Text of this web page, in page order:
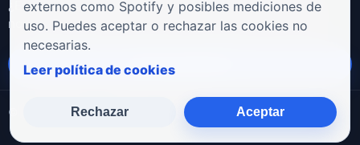
¿Eres artista, manager, sello o promotor? Envíanos tus
novedades, galas, entrevistas o propuestas musicales.
Enviar propuesta
© 2026 ElFiesta.es Noticias · Galas · Entrevistas · Música
externos como Spotify y posibles mediciones de
uso. Puedes aceptar o rechazar las cookies no
necesarias.
Leer política de cookies
Rechazar Aceptar